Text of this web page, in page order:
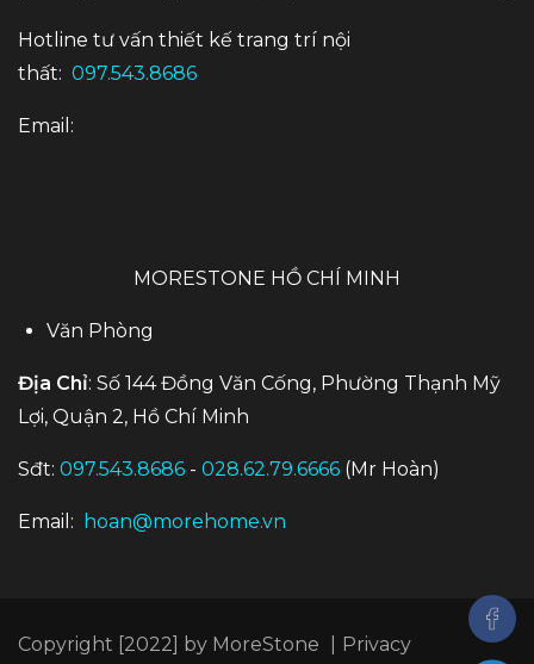
Hotline tư vấn thiết kế trang trí nội
thất: 097.543.8686
Email:
MORESTONE HỒ CHÍ MINH
Văn Phòng
Địa Chỉ: Số 144 Đồng Văn Cống, Phường Thạnh Mỹ
Lợi, Quận 2, Hồ Chí Minh
Sđt: 097.543.8686 - 028.62.79.6666 (Mr Hoàn)
Email: hoan@morehome.vn
Copyright [2022] by MoreStone Privacy